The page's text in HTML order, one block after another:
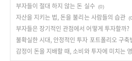
부자들이 절대 하지 않는 돈 실수 (0)
자산을 지키는 법, 돈을 불리는 사람들의 습관
부자들은 장기적인 관점에서 어떻게 투자할까?
불확실한 시대, 안정적인 투자 포트폴리오 구축
감정이 돈을 지배할 때, 소비와 투자에 미치는